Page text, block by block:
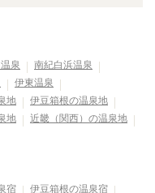
泉
南紀白浜温泉
伊東温泉
地
伊豆箱根の温泉地
地
近畿（関西）の温泉地
宿
伊豆箱根の温泉宿